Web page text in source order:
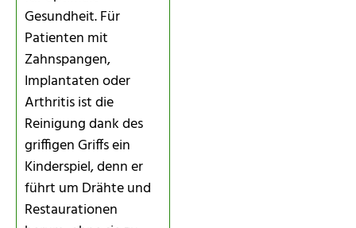
Gesundheit. Für
Patienten mit
Zahnspangen,
Implantaten oder
Arthritis ist die
Reinigung dank des
griffigen Griffs ein
Kinderspiel, denn er
führt um Drähte und
Restaurationen